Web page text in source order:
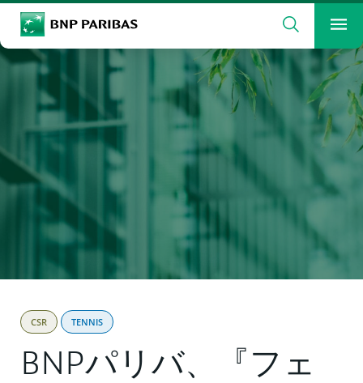
BNP Paribas
検索
検索ワードを入力
検索
メ
CSR TENNIS
BNPパリバ、『フェ